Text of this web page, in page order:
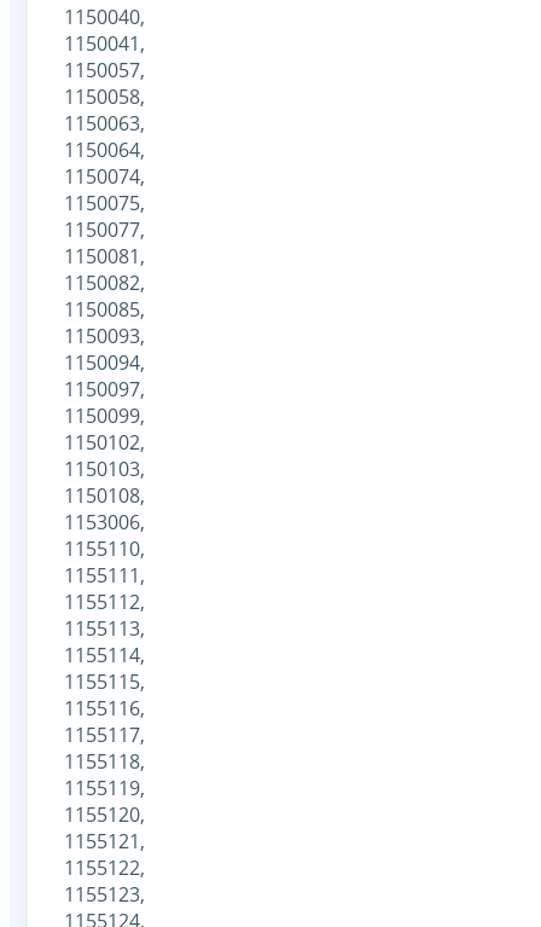
1150040,
1150041,
1150057,
1150058,
1150063,
1150064,
1150074,
1150075,
1150077,
1150081,
1150082,
1150085,
1150093,
1150094,
1150097,
1150099,
1150102,
1150103,
1150108,
1153006,
1155110,
1155111,
1155112,
1155113,
1155114,
1155115,
1155116,
1155117,
1155118,
1155119,
1155120,
1155121,
1155122,
1155123,
1155124,